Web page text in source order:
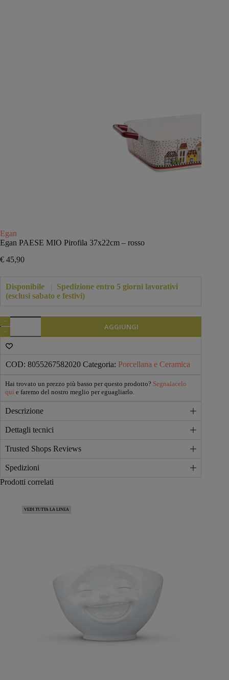
Egan
Egan PAESE MIO Pirofila 37x22cm – rosso
€ 45,90
Disponibile
Spedizione entro 5 giorni lavorativi
(esclusi sabato e festivi)
Egan
PAESE
MIO
Pirofila
quantità
AGGIUNGI
COD: 8055267582020 Categoria: Porcellana e Ceramica
Hai trovato un prezzo più basso per questo prodotto? Segnalacelo
qui e faremo del nostro meglio per eguagliarlo.
Descrizione
Dettagli tecnici
Trusted Shops Reviews
Spedizioni
Prodotti correlati
VEDI TUTTA LA LINEA